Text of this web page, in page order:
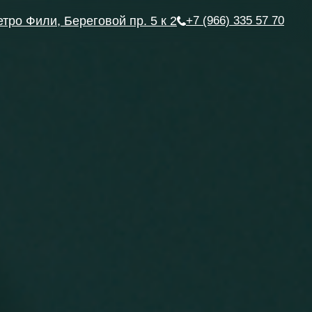
+7 (966) 335 57 70
Фили, Береговой пр. 5 к 2